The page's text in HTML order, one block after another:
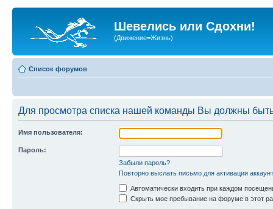
Шевелись или Сдохни!
(Движение=Жизнь)
Список форумов
Для просмотра списка нашей команды Вы должны
Имя пользователя:
Пароль:
Забыли пароль?
Повторно выслать письмо для активации
Автоматически входить при каждом
Скрыть мое пребывание на форуме в этот